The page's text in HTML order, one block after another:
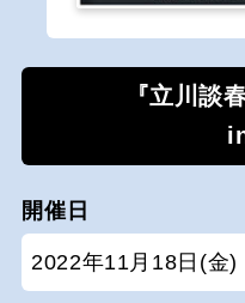
『立川談
開催日
2022年11月18日(金)